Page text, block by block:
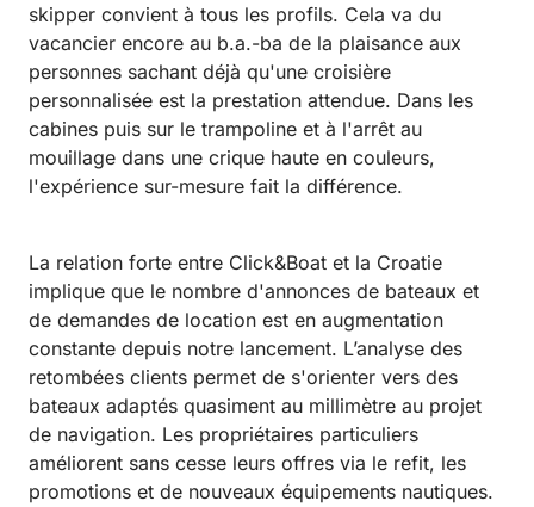
skipper convient à tous les profils. Cela va du
vacancier encore au b.a.-ba de la plaisance aux
personnes sachant déjà qu'une croisière
personnalisée est la prestation attendue. Dans les
cabines puis sur le trampoline et à l'arrêt au
mouillage dans une crique haute en couleurs,
l'expérience sur-mesure fait la différence.
La relation forte entre Click&Boat et la Croatie
implique que le nombre d'annonces de bateaux et
de demandes de location est en augmentation
constante depuis notre lancement. L’analyse des
retombées clients permet de s'orienter vers des
bateaux adaptés quasiment au millimètre au projet
de navigation. Les propriétaires particuliers
améliorent sans cesse leurs offres via le refit, les
promotions et de nouveaux équipements nautiques.